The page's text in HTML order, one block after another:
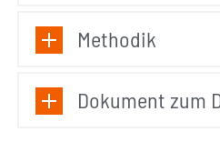
Methodik
Dokument zum